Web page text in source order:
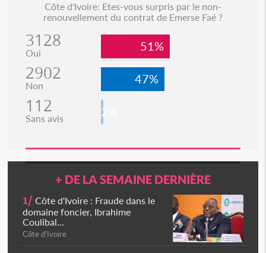
Côte d'Ivoire: Etes-vous surpris par le non-
renouvellement du contrat de Emerse Faé ?
3128
Oui 51%
2902
Non 47%
112
Sans avis 2%
+ DE LA SEMAINE DERNIÈRE
1/ Côte d'Ivoire : Fraude dans le
domaine foncier, Ibrahime
Coulibal...
Côte d'Ivoire